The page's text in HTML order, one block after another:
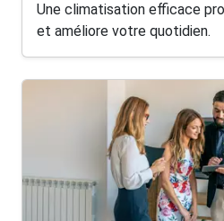
Une climatisation efficace
et améliore votre quotidien.